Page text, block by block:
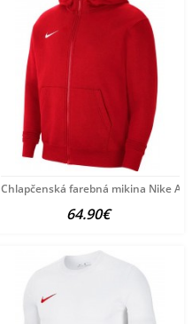
Chlapčenská farebná mikina Nike
64.90€